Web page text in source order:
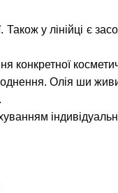
у лінійці є
конкретної
Олія ши